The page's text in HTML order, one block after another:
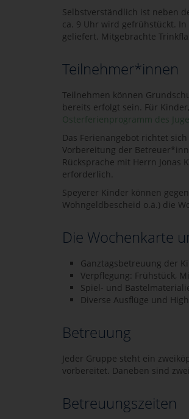
Selbstverständlich ist neben
ca. 9 Uhr wird gefrühstückt.
geliefert. Mitgebrachte
Teilnehmer*innen
Teilnehmen können
bereits erfolgt sein. Für
Osterferienprogramm des
Das Ferienangebot richtet
Vorbereitung der
Rücksprache mit Herrn Jonas
erforderlich.
Speyerer Kinder können
Wohngeldbescheid o.ä.) die
Die Wochenkarte
Ganztagsbetreuung der
Verpflegung: Frühstück,
Spiel- und
Diverse Ausflüge und
Betreuung
Jeder Gruppe steht ein
vorbereitet. Daneben sind
Betreuungszeiten